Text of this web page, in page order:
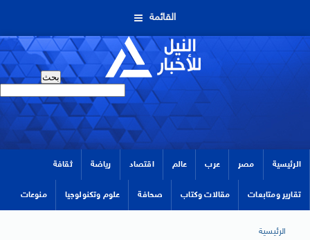
القائمة
الرئيسية مصر عرب عالم اقتصاد رياضة ثقافة
تقارير ومتابعات مقالات وكتاب صحافة علوم وتكنولوجيا منوعات
الرئيسية